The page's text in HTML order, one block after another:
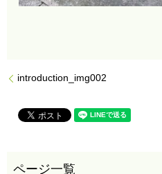
introduction_img002